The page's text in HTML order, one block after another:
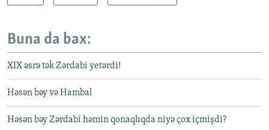
Buna da bax:
XIX əsrə tək Zərdabi yetərdi!
Həsən bəy və Hambal
Həsən bəy Zərdabi həmin qonaqlıqda niyə çox içmişdi?